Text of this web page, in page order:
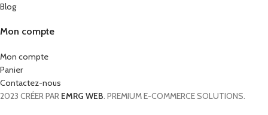
Blog
Mon compte
Mon compte
Panier
Contactez-nous
2023 CRÉER PAR EMRG WEB. PREMIUM E-COMMERCE SOLUTIONS.